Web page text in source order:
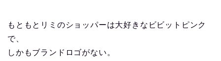
もともとリミのショッパーは大好きなビビットピンク
で、
しかもブランドロゴがない。